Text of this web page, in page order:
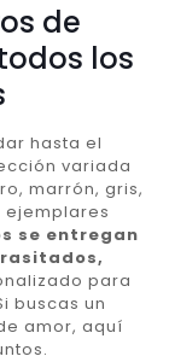
de
los
hasta el
variada
marrón, gris,
ejemplares
se entregan
para
buscas un
amor, aquí